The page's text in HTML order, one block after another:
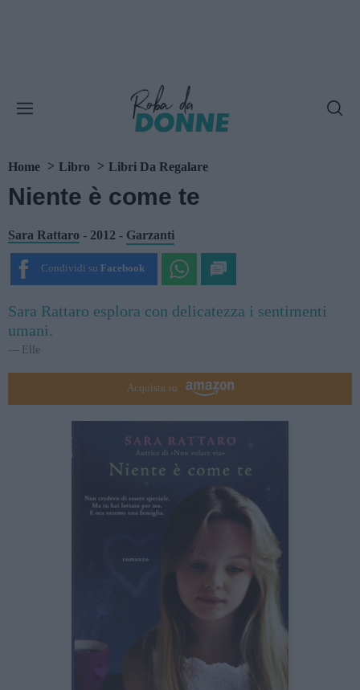
Home Libro Libri Da Regalare
Niente è come te
Sara Rattaro - 2012 - Garzanti
Condividi su Facebook
Sara Rattaro esplora con delicatezza i sentimenti
umani.
Elle
Acquista su